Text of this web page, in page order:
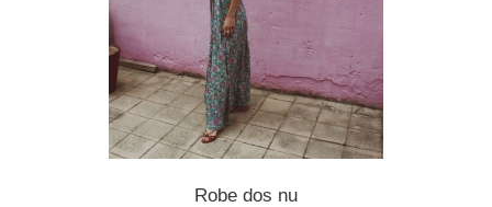
Robe dos nu